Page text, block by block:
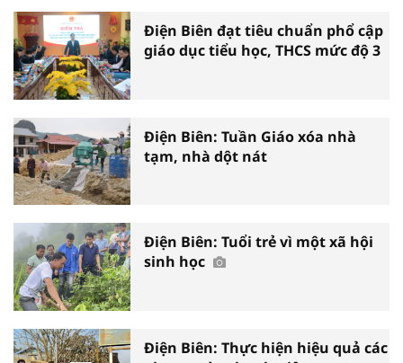
Điện Biên đạt tiêu chuẩn phổ cập
giáo dục tiểu học, THCS mức độ 3
Điện Biên: Tuần Giáo xóa nhà
tạm, nhà dột nát
Điện Biên: Tuổi trẻ vì một xã hội
sinh học
Điện Biên: Thực hiện hiệu quả các